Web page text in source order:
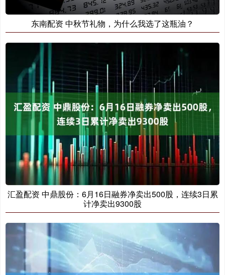
东南配资 中秋节礼物，为什么我选了这瓶油？
汇盈配资 中鼎股份：6月16日融券净卖出500股，连续3日累
计净卖出9300股